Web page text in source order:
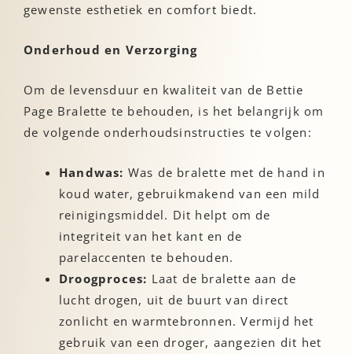
gewenste esthetiek en comfort biedt.
Onderhoud en Verzorging
Om de levensduur en kwaliteit van de Bettie
Page Bralette te behouden, is het belangrijk om
de volgende onderhoudsinstructies te volgen:
Handwas: Was de bralette met de hand in
koud water, gebruikmakend van een mild
reinigingsmiddel. Dit helpt om de
integriteit van het kant en de
parelaccenten te behouden.
Droogproces: Laat de bralette aan de
lucht drogen, uit de buurt van direct
zonlicht en warmtebronnen. Vermijd het
gebruik van een droger, aangezien dit het